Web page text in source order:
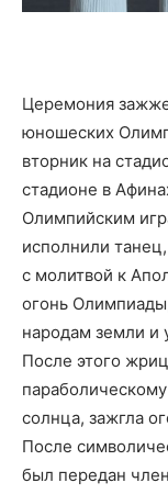
Церемония
юношеских
вторник на
стадионе в
Олимпийским
исполнили
с молитвой к
огонь
народам земли и
После этого
солнца, зажгла
После
был передан